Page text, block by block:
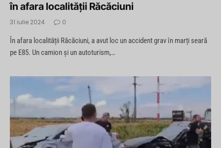
în afara localității Răcăciuni
31 iulie 2024 0
În afara localității Răcăciuni, a avut loc un accident grav în marți seară
pe E85. Un camion și un autoturism,…